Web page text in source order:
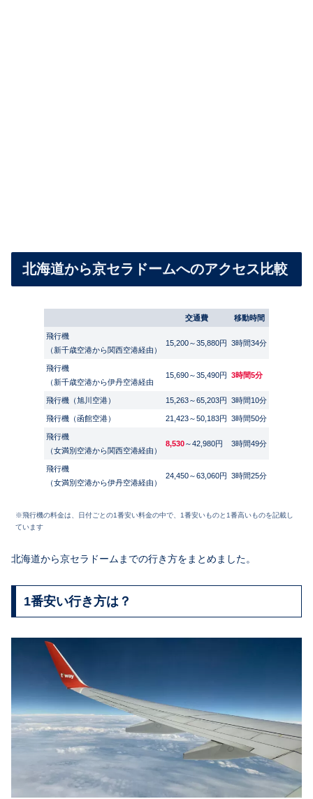
北海道から京セラドームへのアクセス比較
交通費 移動時間
飛行機
（新千歳空港から関西空港経由）
15,200～35,880円 3時間34分
飛行機
（新千歳空港から伊丹空港経由
15,690～35,490円 3時間5分
飛行機（旭川空港） 15,263～65,203円 3時間10分
飛行機（函館空港） 21,423～50,183円 3時間50分
飛行機
（女満別空港から関西空港経由）
8,530～42,980円 3時間49分
飛行機
（女満別空港から伊丹空港経由）
24,450～63,060円 3時間25分
※飛行機の料金は、日付ごとの1番安い料金の中で、1番安いものと1番高いものを記載し
ています
北海道から京セラドームまでの行き方をまとめました。
1番安い行き方は？